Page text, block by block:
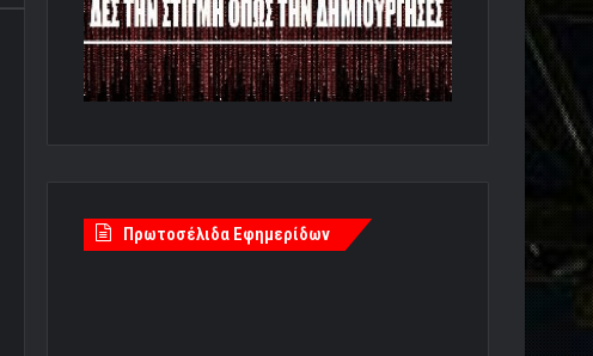
Πρωτοσέλιδα Εφημερίδων